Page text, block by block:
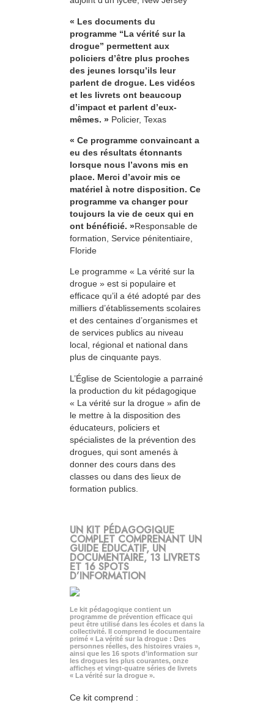
« Les documents du
programme “La vérité sur la
drogue” permettent aux
policiers d’être plus proches
des jeunes lorsqu’ils leur
parlent de drogue. Les vidéos
et les livrets ont beaucoup
d’impact et parlent d’eux-
mêmes. » Policier, Texas
« Ce programme convaincant a
eu des résultats étonnants
lorsque nous l’avons mis en
place. Merci d’avoir mis ce
matériel à notre disposition. Ce
programme va changer pour
toujours la vie de ceux qui en
ont bénéficié. »Responsable de
formation, Service pénitentiaire,
Floride
Le programme « La vérité sur la
drogue » est si populaire et
efficace qu’il a été adopté par des
milliers d’établissements scolaires
et des centaines d’organismes et
de services publics au niveau
local, régional et national dans
plus de cinquante pays.
L’Église de Scientologie a parrainé
la production du kit pédagogique
« La vérité sur la drogue » afin de
le mettre à la disposition des
éducateurs, policiers et
spécialistes de la prévention des
drogues, qui sont amenés à
donner des cours dans des
classes ou dans des lieux de
formation publics.
UN KIT PÉDAGOGIQUE
COMPLET COMPRENANT UN
GUIDE ÉDUCATIF, UN
DOCUMENTAIRE, 13 LIVRETS
ET 16 SPOTS
D’INFORMATION
Le kit pédagogique contient un
programme de prévention efficace qui
peut être utilisé dans les écoles et dans la
collectivité. Il comprend le documentaire
primé « La vérité sur la drogue : Des
personnes réelles, des histoires vraies »,
ainsi que les 16 spots d’information sur
les drogues les plus courantes, onze
affiches et vingt-quatre séries de livrets
« La vérité sur la drogue ».
Ce kit comprend :